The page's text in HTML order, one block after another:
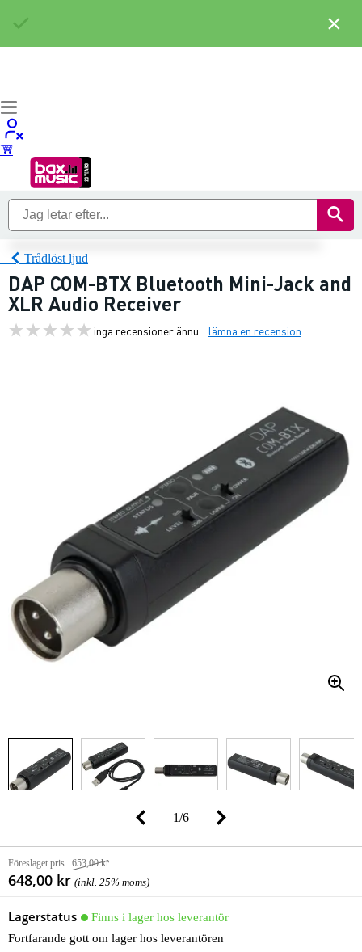
Trådlöst ljud
DAP COM-BTX Bluetooth Mini-Jack and
XLR Audio Receiver
inga recensioner ännu lämna en recension
1/6
Föreslaget pris 653,00 kr
648,00 kr (inkl. 25% moms)
Lagerstatus
Finns i lager hos leverantör
Fortfarande gott om lager hos leverantören
×